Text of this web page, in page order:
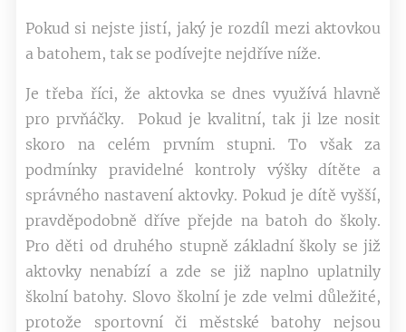
Pokud si nejste jistí, jaký je rozdíl mezi aktovkou
a batohem, tak se podívejte nejdříve níže.
Je třeba říci, že aktovka se dnes využívá hlavně
pro prvňáčky. Pokud je kvalitní, tak ji lze nosit
skoro na celém prvním stupni. To však za
podmínky pravidelné kontroly výšky dítěte a
správného nastavení aktovky. Pokud je dítě vyšší,
pravděpodobně dříve přejde na batoh do školy.
Pro děti od druhého stupně základní školy se již
aktovky nenabízí a zde se již naplno uplatnily
školní batohy. Slovo školní je zde velmi důležité,
protože sportovní či městské batohy nejsou